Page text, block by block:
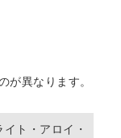
が異なります。
ト・アロイ・